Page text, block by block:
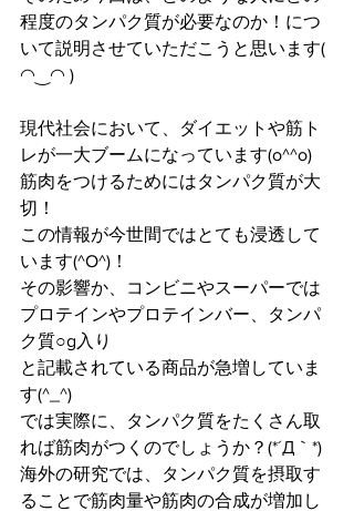
程度のタンパク質が必要なのか！につ
いて説明させていただこうと思います(
◠‿◠ )
現代社会において、ダイエットや筋ト
レが一大ブームになっています(o^^o)
筋肉をつけるためにはタンパク質が大
切！
この情報が今世間ではとても浸透して
います(^O^)！
その影響か、コンビニやスーパーでは
プロテインやプロテインバー、タンパ
ク質○g入り
と記載されている商品が急増していま
す(^_^)
では実際に、タンパク質をたくさん取
れば筋肉がつくのでしょうか？(*´Д｀*)
海外の研究では、タンパク質を摂取す
ることで筋肉量や筋肉の合成が増加し